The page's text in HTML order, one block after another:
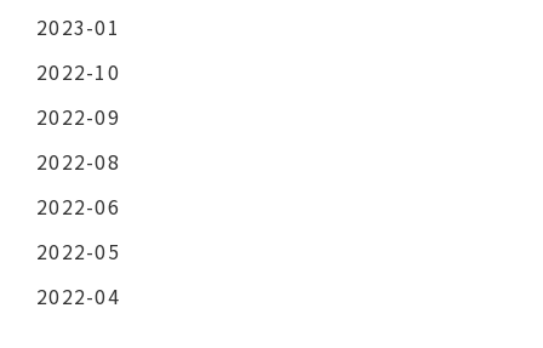
2023-01
2022-10
2022-09
2022-08
2022-06
2022-05
2022-04